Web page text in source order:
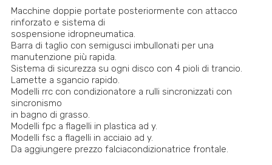
Macchine doppie portate posteriormente con attacco
rinforzato e sistema di
sospensione idropneumatica.
Barra di taglio con semigusci imbullonati per una
manutenzione più rapida.
Sistema di sicurezza su ogni disco con 4 pioli di trancio.
Lamette a sgancio rapido.
Modelli rrc con condizionatore a rulli sincronizzati con
sincronismo
in bagno di grasso.
Modelli fpc a flagelli in plastica ad y.
Modelli fsc a flagelli in acciaio ad y.
Da aggiungere prezzo falciacondizionatrice frontale.